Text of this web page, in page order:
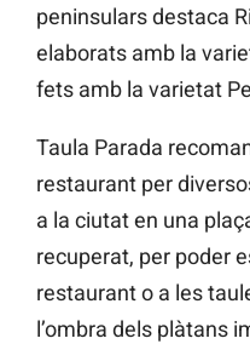
peninsulars destaca
elaborats amb la
fets amb la varietat
Taula Parada
restaurant per
a la ciutat en una
recuperat, per poder
restaurant o a les
l’ombra dels plàtans